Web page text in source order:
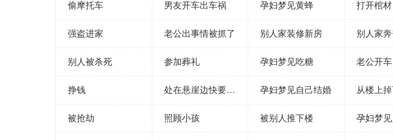
偷摩托车 男友开车出车祸 孕妇梦见黄蜂 打开棺材
强盗进家 老公出事情被抓了 别人家装修新房 别人家
别人被杀死 参加葬礼 孕妇梦见吃糖 老公开车
挣钱 处在悬崖边快要掉下去 孕妇梦见自己结婚 从楼上
被抢劫 照顾小孩 被别人推下楼 孕妇梦